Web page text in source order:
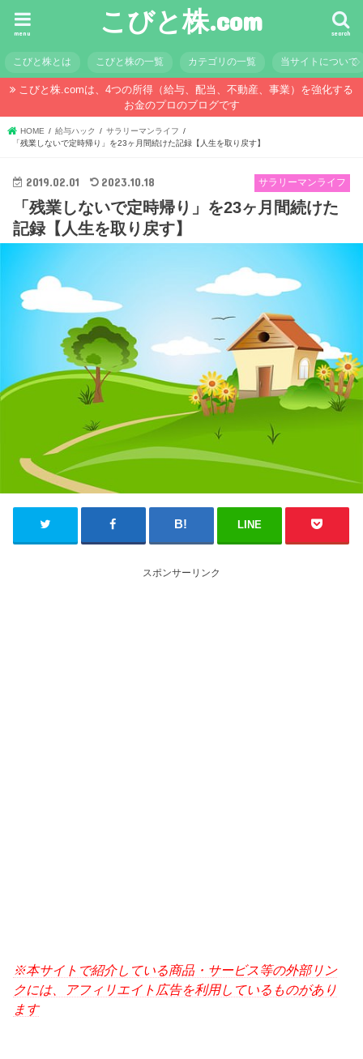
こびと株.com search
menu
こびと株とは こびと株の一覧 カテゴリの一覧 当サイトについて
こびと株.comは、4つの所得（給与、配当、不動産、事業）を強化する
お金のプロのブログです
HOME 給与ハック
サラリーマンライフ
「残業しないで定時帰り」を23ヶ月間続けた記録【人生を取り戻す】
サラリーマンライフ
2019.02.01 2023.10.18
「残業しないで定時帰り」を23ヶ月間続けた
記録【人生を取り戻す】
LINE
スポンサーリンク
※本サイトで紹介している商品・サービス等の外部リン
クには、アフィリエイト広告を利用しているものがあり
ます